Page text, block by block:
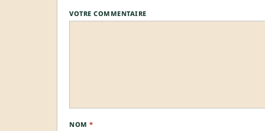
VOTRE COMMENTAIRE
NOM *